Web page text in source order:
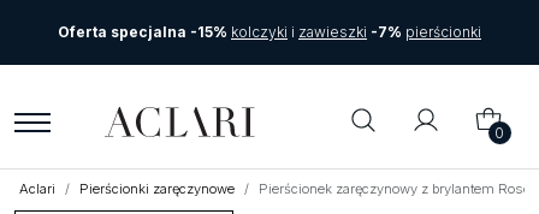
Oferta specjalna -15% kolczyki i zawieszki -7% pierścionki
0
Aclari Pierścionki zaręczynowe Pierścionek zaręczynowy z brylantem Roso